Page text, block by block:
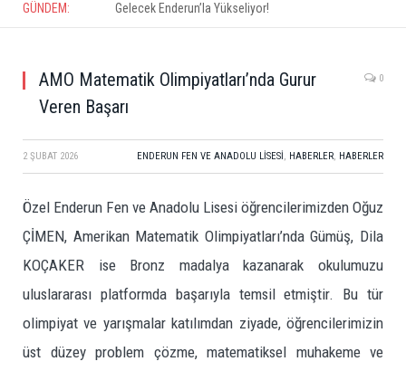
GÜNDEM: Gelecek Enderun’la Yükseliyor!
AMO Matematik Olimpiyatları’nda Gurur
Veren Başarı
0
2 ŞUBAT 2026 ENDERUN FEN VE ANADOLU LISESI, HABERLER, HABERLER
Özel Enderun Fen ve Anadolu Lisesi öğrencilerimizden Oğuz
ÇİMEN, Amerikan Matematik Olimpiyatları’nda Gümüş, Dila
KOÇAKER ise Bronz madalya kazanarak okulumuzu
uluslararası platformda başarıyla temsil etmiştir. Bu tür
olimpiyat ve yarışmalar katılımdan ziyade, öğrencilerimizin
üst düzey problem çözme, matematiksel muhakeme ve